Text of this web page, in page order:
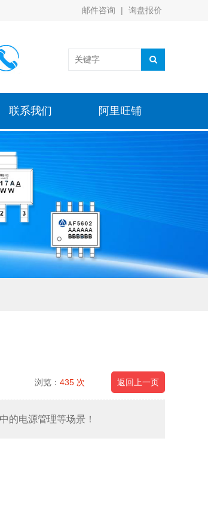
邮件咨询 | 询盘报价
联系我们 阿里旺铺
浏览： 435 次 返回上一页
的电源管理等场景！